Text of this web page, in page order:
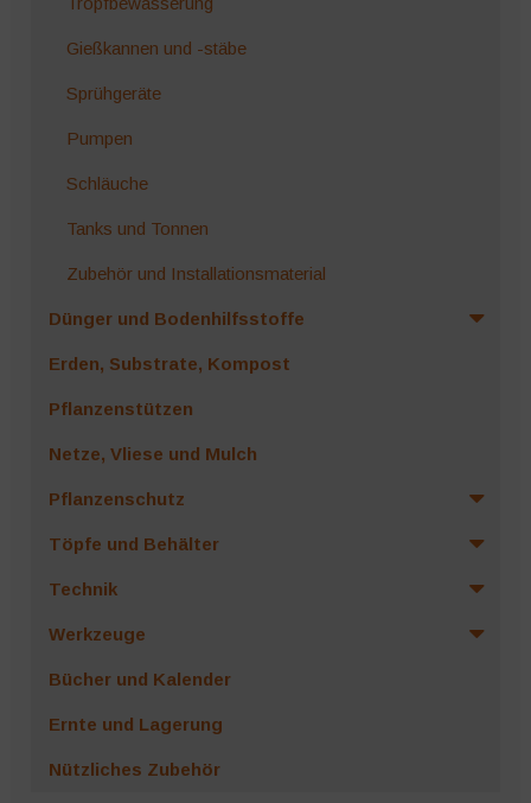
Gießkannen und -stäbe
Sprühgeräte
Pumpen
Schläuche
Tanks und Tonnen
Zubehör und Installationsmaterial
Dünger und Bodenhilfsstoffe
Erden, Substrate, Kompost
Pflanzenstützen
Netze, Vliese und Mulch
Pflanzenschutz
Töpfe und Behälter
Technik
Werkzeuge
Bücher und Kalender
Ernte und Lagerung
Nützliches Zubehör